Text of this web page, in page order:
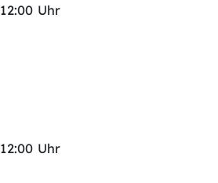
12:00 Uhr
12:00 Uhr